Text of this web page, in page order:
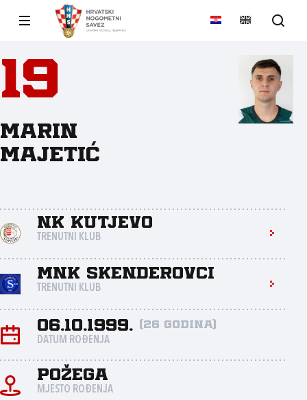
19
Marin
Majetić
NK Kutjevo
TRENUTNI KLUB
MNK Skenderovci
TRENUTNI KLUB
06.10.1999. (26 godina)
DATUM ROĐENJA
Požega
MJESTO ROĐENJA